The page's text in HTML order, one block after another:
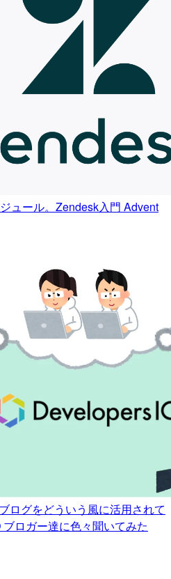
ュール。Zendesk入門 Advent
ログをどういう風に活用されて
ロガー達に色々聞いてみた